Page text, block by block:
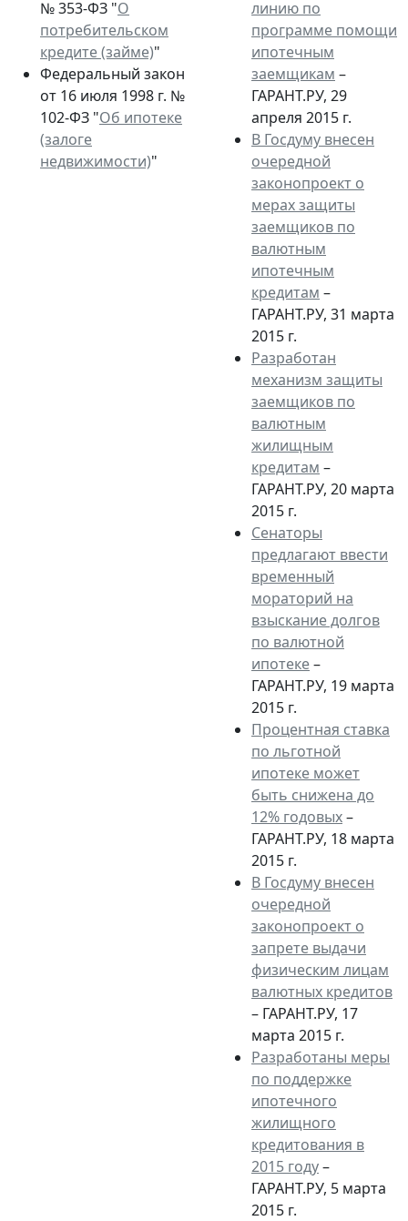
№ 353-ФЗ "О
потребительском
кредите (займе)"
Федеральный закон
от 16 июля 1998 г. №
102-ФЗ "Об ипотеке
(залоге
недвижимости)"
линию по
программе помощи
ипотечным
заемщикам –
ГАРАНТ.РУ, 29
апреля 2015 г.
В Госдуму внесен
очередной
законопроект о
мерах защиты
заемщиков по
валютным
ипотечным
кредитам –
ГАРАНТ.РУ, 31 марта
2015 г.
Разработан
механизм защиты
заемщиков по
валютным
жилищным
кредитам –
ГАРАНТ.РУ, 20 марта
2015 г.
Сенаторы
предлагают ввести
временный
мораторий на
взыскание долгов
по валютной
ипотеке–
ГАРАНТ.РУ, 19 марта
2015 г.
Процентная ставка
по льготной
ипотеке может
быть снижена до
12% годовых–
ГАРАНТ.РУ, 18 марта
2015 г.
В Госдуму внесен
очередной
законопроект о
запрете выдачи
физическим лицам
валютных кредитов
– ГАРАНТ.РУ, 17
марта 2015 г.
Разработаны меры
по поддержке
ипотечного
жилищного
кредитования в
2015 году–
ГАРАНТ.РУ, 5 марта
2015 г.